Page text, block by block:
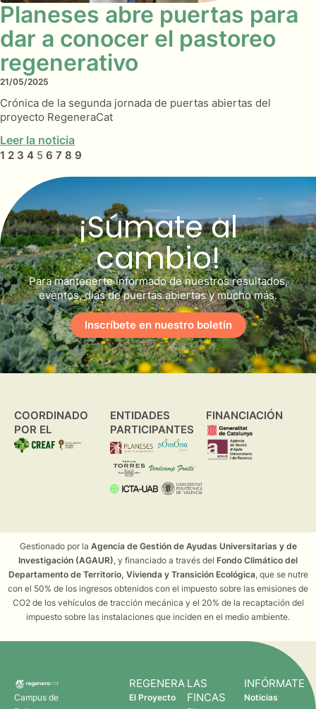
Planeses abre puertas para
dar a conocer el pastoreo
regenerativo
21/05/2025
Crónica de la segunda jornada de puertas abiertas del
proyecto RegeneraCat
Leer la noticia
1 2 3 4 5 6 7 8 9
¡Súmate al
cambio!
Para mantenerte informado de nuestros resultados,
eventos, días de puertas abiertas y mucho más.
Inscríbete en nuestro boletín
COORDINADO
POR EL
ENTIDADES
PARTICIPANTES
FINANCIACIÓN
Gestionado por la Agencia de Gestión de Ayudas Universitarias y de
Investigación (AGAUR) , y financiado a través del Fondo Climático del
Departamento de Territorio, Vivienda y Transición Ecológica , que se nutre
con el 50% de los ingresos obtenidos con el impuesto sobre las emisiones de
CO2 de los vehículos de tracción mecánica y el 20% de la recaptación del
impuesto sobre las instalaciones que inciden en el medio ambiente.
Campus de
REGENERA
El Proyecto
LAS
FINCAS
INFÓRMATE
Noticias